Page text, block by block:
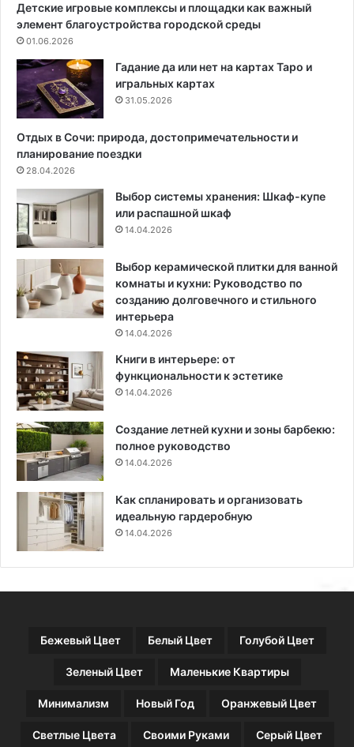
о
л
н
ы
п
о
к
р
и
й
Детские игровые комплексы и площадки как важный
элемент благоустройства городской среды
01.06.2026
Гадание да или нет на картах Таро и
игральных картах
31.05.2026
Отдых в Сочи: природа, достопримечательности и
планирование поездки
28.04.2026
Выбор системы хранения: Шкаф-купе
или распашной шкаф
14.04.2026
Выбор керамической плитки для ванной
комнаты и кухни: Руководство по
созданию долговечного и стильного
интерьера
14.04.2026
Книги в интерьере: от
функциональности к эстетике
14.04.2026
Создание летней кухни и зоны барбекю:
полное руководство
14.04.2026
Как спланировать и организовать
идеальную гардеробную
14.04.2026
Бежевый Цвет Белый Цвет Голубой Цвет
Зеленый Цвет Маленькие Квартиры
Минимализм Новый Год Оранжевый Цвет
Светлые Цвета Своими Руками Серый Цвет